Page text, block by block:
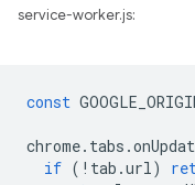
service-worker.js:
const
chrome. tabs .
if ( ! tab .url)